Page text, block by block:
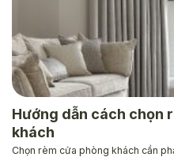
Hướng dẫn cách chọn
khách
Chọn rèm cửa phòng khách cần